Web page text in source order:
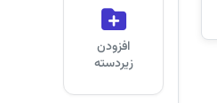
افزودن
زیردسته